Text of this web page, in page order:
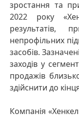
зростання та
2022 року
результатів,
непрофільних
засобів.
заходів у
продажів
здійснити до
Компанія